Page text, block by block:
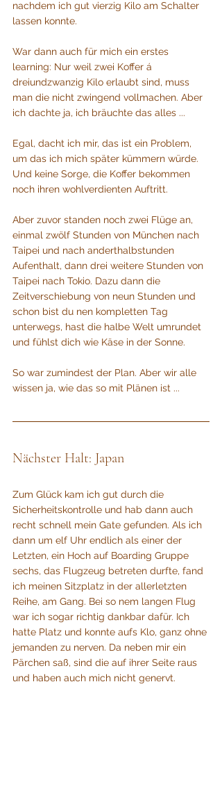
nachdem ich gut vierzig Kilo am Schalter
lassen konnte.
War dann auch für mich ein erstes
learning: Nur weil zwei Koffer á
dreiundzwanzig Kilo erlaubt sind, muss
man die nicht zwingend vollmachen. Aber
ich dachte ja, ich bräuchte das alles ...
Egal, dacht ich mir, das ist ein Problem,
um das ich mich später kümmern würde.
Und keine Sorge, die Koffer bekommen
noch ihren wohlverdienten Auftritt.
Aber zuvor standen noch zwei Flüge an,
einmal zwölf Stunden von München nach
Taipei und nach anderthalbstunden
Aufenthalt, dann drei weitere Stunden von
Taipei nach Tokio. Dazu dann die
Zeitverschiebung von neun Stunden und
schon bist du nen kompletten Tag
unterwegs, hast die halbe Welt umrundet
und fühlst dich wie Käse in der Sonne.
So war zumindest der Plan. Aber wir alle
wissen ja, wie das so mit Plänen ist ...
Nächster Halt: Japan
Zum Glück kam ich gut durch die
Sicherheitskontrolle und hab dann auch
recht schnell mein Gate gefunden. Als ich
dann um elf Uhr endlich als einer der
Letzten, ein Hoch auf Boarding Gruppe
sechs, das Flugzeug betreten durfte, fand
ich meinen Sitzplatz in der allerletzten
Reihe, am Gang. Bei so nem langen Flug
war ich sogar richtig dankbar dafür. Ich
hatte Platz und konnte aufs Klo, ganz ohne
jemanden zu nerven. Da neben mir ein
Pärchen saß, sind die auf ihrer Seite raus
und haben auch mich nicht genervt.